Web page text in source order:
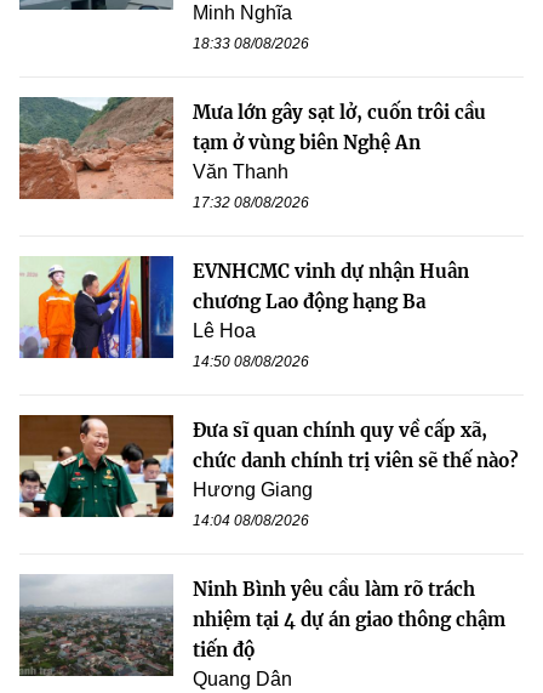
Minh Nghĩa
18:33 08/08/2026
Mưa lớn gây sạt lở, cuốn trôi cầu
tạm ở vùng biên Nghệ An
Văn Thanh
17:32 08/08/2026
EVNHCMC vinh dự nhận Huân
chương Lao động hạng Ba
Lê Hoa
14:50 08/08/2026
Đưa sĩ quan chính quy về cấp xã,
chức danh chính trị viên sẽ thế nào?
Hương Giang
14:04 08/08/2026
Ninh Bình yêu cầu làm rõ trách
nhiệm tại 4 dự án giao thông chậm
tiến độ
Quang Dân